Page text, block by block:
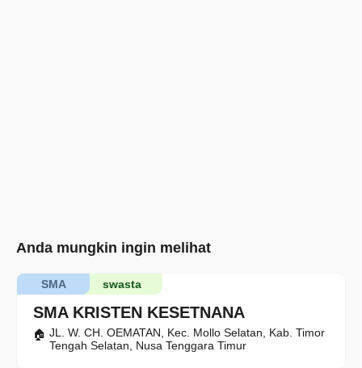
Anda mungkin ingin melihat
SMA KRISTEN KESETNANA
swasta
SMA
JL. W. CH. OEMATAN, Kec. Mollo Selatan, Kab. Timor
Tengah Selatan, Nusa Tenggara Timur